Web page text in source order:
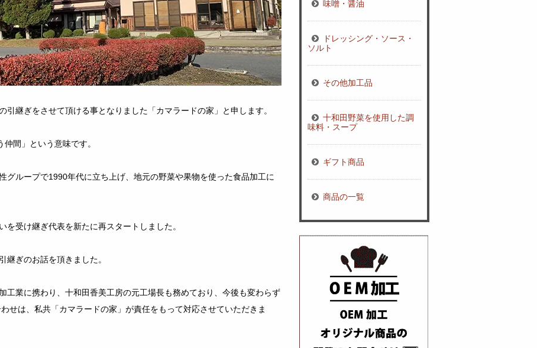
引継ぎをさせて頂ける事となりました「カマラードの家」と申します。
間」という意味です。
グループで1990年代に立ち上げ、地元の野菜や果物を使った食品加工に
を受け継ぎ代表を新たに再スタートしました。
継ぎのお話を頂きました。
業に携わり、十和田香美工房の元工場長も務めており、今後も変わらず
せは、私共「カマラードの家」が責任をもって対応させていただきま
味噌・醤油
ドレッシング・ソース・
ソルト
その他加工品
十和田野菜を使用した調
味料・スープ
ギフト商品
商品の一覧